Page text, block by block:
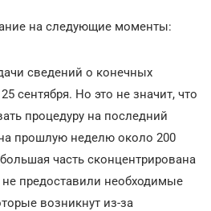
на следующие моменты:
сведений о конечных
сентября. Но это не значит, что
процедуру на последний
прошлую неделю около 200
часть сконцентрирована
предоставили необходимые
возникнут из-за